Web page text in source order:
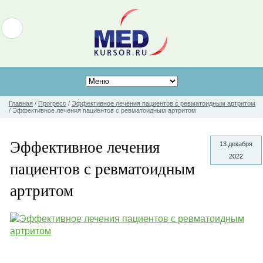
Главная / Прогресс / Эффективное лечения пациентов с ревматоидным артритом
/ Эффективное лечения пациентов с ревматоидным артритом
13 декабря
2022
Эффективное лечения
пациентов с ревматоидным
артритом